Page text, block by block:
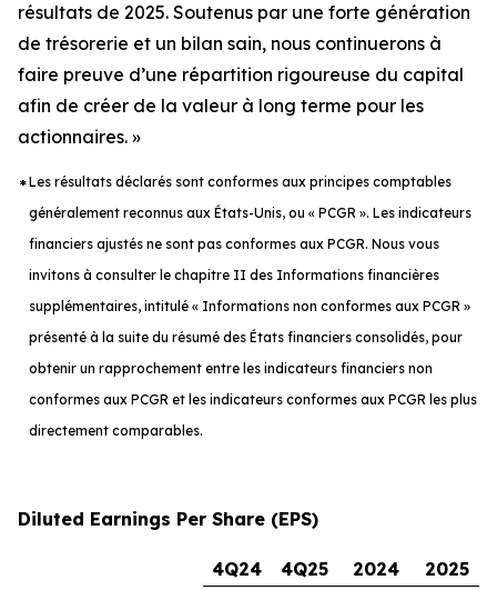
résultats de 2025. Soutenus par une forte génération
de trésorerie et un bilan sain, nous continuerons à
faire preuve d’une répartition rigoureuse du capital
afin de créer de la valeur à long terme pour les
actionnaires. »
*Les résultats déclarés sont conformes aux principes comptables
généralement reconnus aux États-Unis, ou « PCGR ». Les indicateurs
financiers ajustés ne sont pas conformes aux PCGR. Nous vous
invitons à consulter le chapitre II des Informations financières
supplémentaires, intitulé « Informations non conformes aux PCGR »
présenté à la suite du résumé des États financiers consolidés, pour
obtenir un rapprochement entre les indicateurs financiers non
conformes aux PCGR et les indicateurs conformes aux PCGR les plus
directement comparables.
Diluted Earnings Per Share (EPS)
4Q24 4Q25 2024
2025